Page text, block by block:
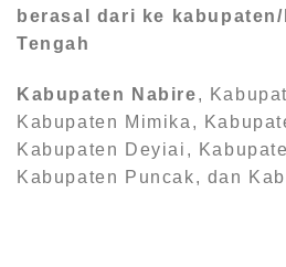
berasal dari ke
Tengah
Kabupaten Nabire,
Kabupaten Mimika,
Kabupaten Deyiai,
Kabupaten Puncak, dan